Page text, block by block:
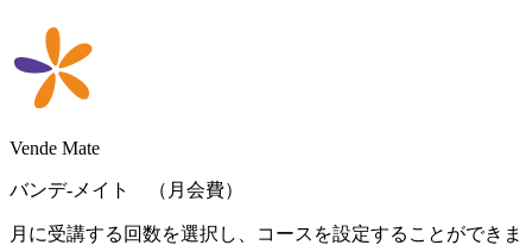
Vende Mate
バンデ-メイト （月会費）
月に受講する回数を選択し、コースを設定することができま